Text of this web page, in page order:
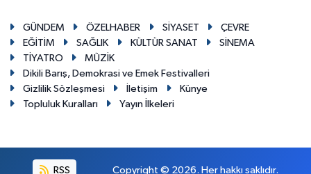
GÜNDEM ÖZELHABER SİYASET
ÇEVRE
EĞİTİM
SAĞLIK KÜLTÜR SANAT
SİNEMA
TİYATRO
MÜZİK
Dikili Barış, Demokrasi ve Emek Festivalleri
Gizlilik Sözleşmesi
İletişim
Künye
Topluluk Kuralları
Yayın İlkeleri
RSS Copyright © 2026. Her hakkı saklıdır.